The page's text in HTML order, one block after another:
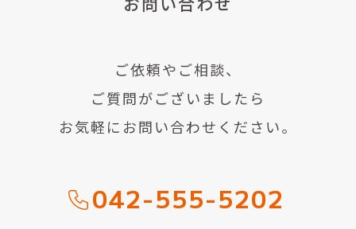
ご依頼やご相談、
ご質問がございましたら
お気軽にお問い合わせください。
042-555-5202